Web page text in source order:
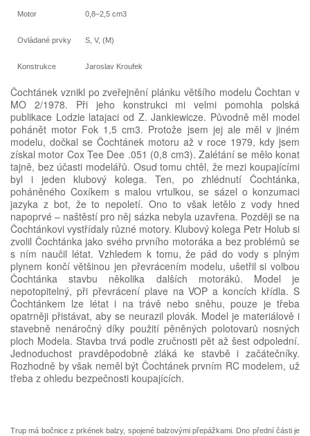
Motor 0,8–2,5 cm3
Ovládané prvky S, V, (M)
Konstrukce Jaroslav Kroufek
Čochtánek vznikl po zveřejnění plánku většího modelu Čochtan v
MO 2/1978. Při jeho konstrukci mi velmi pomohla polská
publikace Lodzie latajaci od Z. Jankiewicze. Původně měl model
pohánět motor Fok 1,5 cm3. Protože jsem jej ale měl v jiném
modelu, dočkal se Čochtánek motoru až v roce 1979, kdy jsem
získal motor Cox Tee Dee .051 (0,8 cm3). Zalétání se mělo konat
tajně, bez účasti modelářů. Osud tomu chtěl, že mezi koupajícími
byl i jeden klubový kolega. Ten, po zhlédnutí Čochtánka,
poháněného Coxíkem s malou vrtulkou, se sázel o konzumaci
jazyka z bot, že to nepoletí. Ono to však letělo z vody hned
napoprvé – naštěstí pro něj sázka nebyla uzavřena. Po­zději se na
Čochtánkovi vystřídaly různé motory. Klubový kolega Petr Holub si
zvolil Čochtánka jako svého prvního motoráka a bez problémů se
s ním naučil létat. Vzhledem k tomu, že pád do vody s plným
plynem končí většinou jen převrácením modelu, ušetřil si volbou
Čochtánka stavbu několika dalších motoráků. Model je
nepotopitelný, při převrácení plave na VOP a koncích křídla. S
Čochtánkem lze létat i na trávě nebo sněhu, pouze je třeba
opatrněji přistávat, aby se neurazil plovák. Model je materiálově i
stavebně nenáročný díky použití pěněných polotovarů nosných
ploch Modela. Stavba trvá podle zručnosti pět až šest odpolední.
Jednoduchost pravděpodobně zláká ke stavbě i začátečníky.
Rozhodně by však neměl být Čochtánek prvním RC modelem, už
třeba z ohledu bezpečnosti koupajících.
Trup má bočnice z prkének balzy, spojené balzovými přepážkami. Dno přední části je